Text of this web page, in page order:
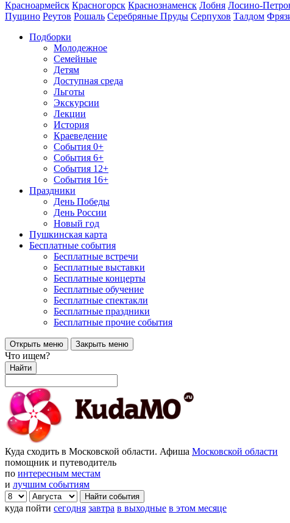
Красноармейск Красногорск Краснознаменск Лобня Лосино-
Пущино Реутов Рошаль Серебряные Пруды Серпухов Талдом
Подборки
Молодежное
Семейные
Детям
Доступная среда
Льготы
Экскурсии
Лекции
История
Краеведение
События 0+
События 6+
События 12+
События 16+
Праздники
День Победы
День России
Новый год
Пушкинская карта
Бесплатные события
Бесплатные встречи
Бесплатные выставки
Бесплатные концерты
Бесплатные обучение
Бесплатные спектакли
Бесплатные праздники
Бесплатные прочие события
Открыть меню Закрыть меню
Что ищем?
Найти
Куда сходить в Московской области. Афиша Московской области
помощник и путеводитель
по интересным местам
и лучшим событиям
куда пойти сегодня завтра в выходные в этом месяце